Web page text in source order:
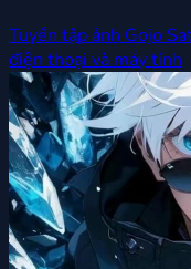
Tuyển tập ảnh Gojo
điện thoại và máy tính